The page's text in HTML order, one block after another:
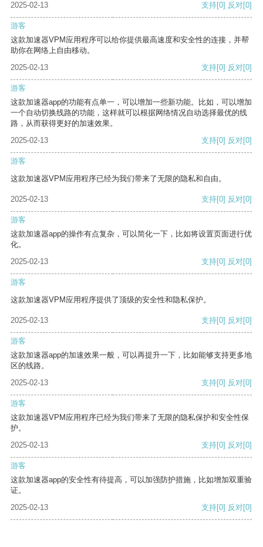
2025-02-13 支持[0] 反对[0]
游客
这款加速器VPM应用程序可以给你提供最高速度和安全性的连接，并帮
助你在网络上自由移动。
2025-02-13
支持[0] 反对[0]
游客
这款加速器app的功能有点单一，可以增加一些新功能。比如，可以增加
一个自动切换线路的功能，这样就可以根据网络情况自动选择最优的线
路，从而获得更好的加速效果。
2025-02-13
支持[0] 反对[0]
游客
这款加速器VPM应用程序已经为我们带来了无限的隐私和自由。
2025-02-13 支持[0] 反对[0]
游客
这款加速器app的操作有点复杂，可以简化一下，比如将设置页面进行优
化。
2025-02-13
支持[0] 反对[0]
游客
这款加速器VPM应用程序提供了顶级的安全性和隐私保护。
2025-02-13 支持[0] 反对[0]
游客
这款加速器app的加速效果一般，可以再提升一下，比如能够支持更多地
区的线路。
2025-02-13
支持[0] 反对[0]
游客
这款加速器VPM应用程序已经为我们带来了无限的隐私保护和安全性保
护。
2025-02-13
支持[0] 反对[0]
游客
这款加速器app的安全性有待提高，可以加强防护措施，比如增加双重验
证。
2025-02-13
支持[0] 反对[0]